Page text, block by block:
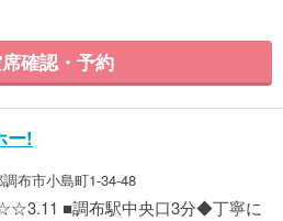
確認・予約
ー!
布市小島町1-34-48
■調布駅中央口3分◆丁寧に